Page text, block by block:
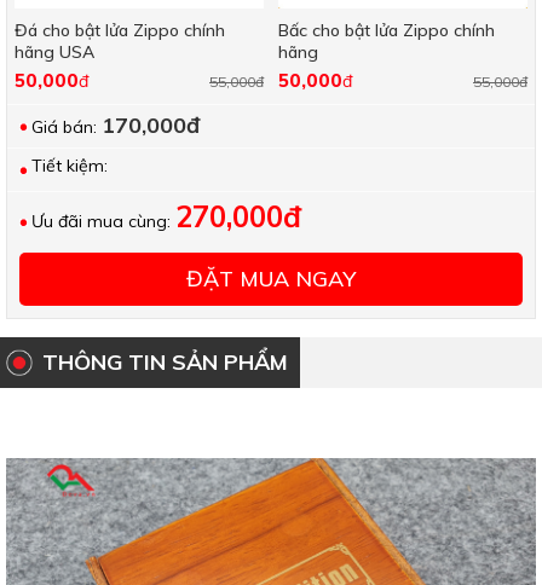
Đá cho bật lửa Zippo chính
hãng USA
55,000đ
50,000đ
Bấc cho bật lửa Zippo chính
hãng
55,000đ
50,000đ
Giá bán: 170,000đ
Tiết kiệm:
Ưu đãi mua cùng: 270,000đ
ĐẶT MUA NGAY
THÔNG TIN SẢN PHẨM